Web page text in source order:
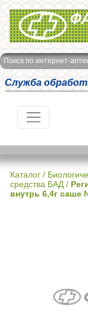
Интернет-аптека
Поиск по интернет-
Служба
Каталог /
средства БАД /
внутрь 6,4г саше